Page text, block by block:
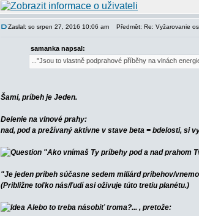
Zaslal: so srpen 27, 2016 10:06 am Předmět: Re: Vyžarovanie
samanka napsal:
..."Jsou to vlastně podprahové příběhy na vlnách
Šami, príbeh je Jeden.
Delenie na vlnové prahy:
nad, pod a prežívaný aktívne v stave beta = bdelosti, si
"Ako vnímaš Ty príbehy pod a nad prahom
"Je jeden príbeh súčasne sedem miliárd príbehov/
(Približne toľko nás/ľudí asi oživuje túto tretiu planétu.)
Alebo to treba násobiť troma?... , pretože: